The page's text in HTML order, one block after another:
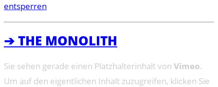
entsperren
➔ THE MONOLITH
Sie sehen gerade einen Platzhalterinhalt von Vimeo.
Um auf den eigentlichen Inhalt zuzugreifen, klicken Sie